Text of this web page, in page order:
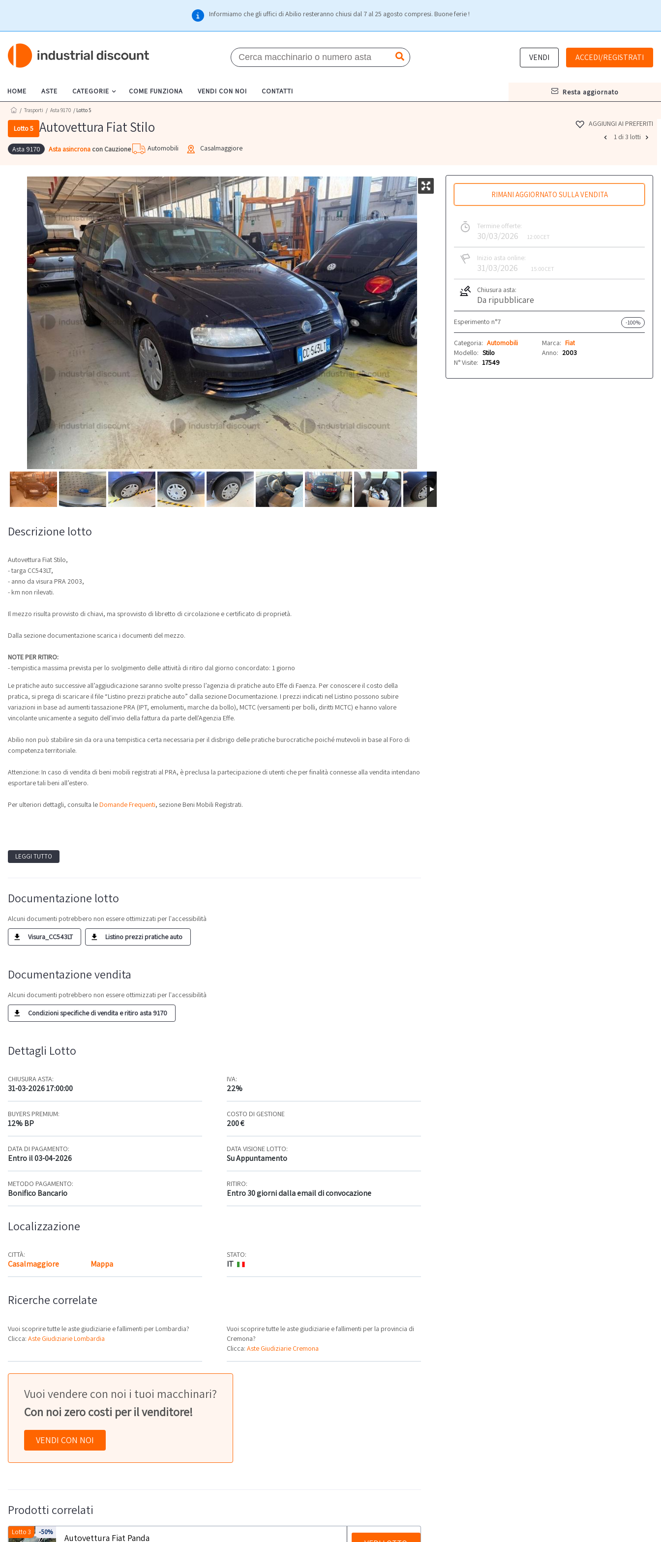
Informiamo che gli uffici di Abilio resteranno chiusi dal 7 al 25 agosto compresi. Buone ferie !
VENDI ACCEDI/REGISTRATI
HOME ASTE CATEGORIE COME FUNZIONA VENDI CON NOI CONTATTI resta aggiornato
/ Trasporti / Asta 9170 / Lotto 5
Lotto 5 Autovettura Fiat Stilo
Asta 9170 Asta asincrona con Cauzione Automobili Casalmaggiore
AGGIUNGI AI PREFERITI
1 di 3 lotti
RIMANI AGGIORNATO SULLA VENDITA
Termine offerte:
30/03/2026 12:00CET
Inizio asta online:
31/03/2026 15:00CET
Chiusura asta:
Da ripubblicare
Esperimento n°7 -100%
Categoria: Automobili Marca: Fiat
Modello: Stilo Anno: 2003
N° Visite: 17549
Descrizione lotto
Autovettura Fiat Stilo,
- targa CC543LT,
- anno da visura PRA 2003,
- km non rilevati.
Il mezzo risulta provvisto di chiavi, ma sprovvisto di libretto di circolazione e certificato di proprietà.
Dalla sezione documentazione scarica i documenti del mezzo.
NOTE PER RITIRO:
- tempistica massima prevista per lo svolgimento delle attività di ritiro dal giorno concordato: 1 giorno
Le pratiche auto successive all’aggiudicazione saranno svolte presso l’agenzia di pratiche auto Effe di Faenza. Per conoscere il costo della
pratica, si prega di scaricare il file “Listino prezzi pratiche auto” dalla sezione Documentazione. I prezzi indicati nel Listino possono subire
variazioni in base ad aumenti tassazione PRA (IPT, emolumenti, marche da bollo), MCTC (versamenti per bolli, diritti MCTC) e hanno valore
vincolante unicamente a seguito dell'invio della fattura da parte dell'Agenzia Effe.
Abilio non può stabilire sin da ora una tempistica certa necessaria per il disbrigo delle pratiche burocratiche poiché mutevoli in base al Foro di
competenza territoriale.
Attenzione: In caso di vendita di beni mobili registrati al PRA, è preclusa la partecipazione di utenti che per finalità connesse alla vendita intendano
esportare tali beni all’estero.
Per ulteriori dettagli, consulta leDomande Frequenti, sezione Beni Mobili Registrati.
LEGGI TUTTO
Documentazione lotto
Alcuni documenti potrebbero non essere ottimizzati per l'accessibilità
Visura_CC543LT Listino prezzi pratiche auto
Documentazione vendita
Alcuni documenti potrebbero non essere ottimizzati per l'accessibilità
Condizioni specifiche di vendita e ritiro asta 9170
Dettagli Lotto
CHIUSURA ASTA:
31-03-2026 17:00:00
IVA:
22%
BUYERS PREMIUM:
12% BP
COSTO DI GESTIONE
200 €
DATA DI PAGAMENTO:
Entro il 03-04-2026
DATA VISIONE LOTTO:
Su Appuntamento
METODO PAGAMENTO:
Bonifico Bancario
RITIRO:
Entro 30 giorni dalla email di convocazione
Localizzazione
CITTÀ:
Casalmaggiore Mappa
STATO:
IT
Ricerche correlate
Vuoi scoprire tutte le aste giudiziarie e fallimenti per Lombardia?
Clicca: Aste Giudiziarie Lombardia
Vuoi scoprire tutte le aste giudiziarie e fallimenti per la provincia di
Cremona?
Clicca:Aste Giudiziarie Cremona
Vuoi vendere con noi i tuoi macchinari?
Con noi zero costi per il venditore!
VENDI CON NOI
Prodotti correlati
-50%
Lotto 3
Autovettura Fiat Panda